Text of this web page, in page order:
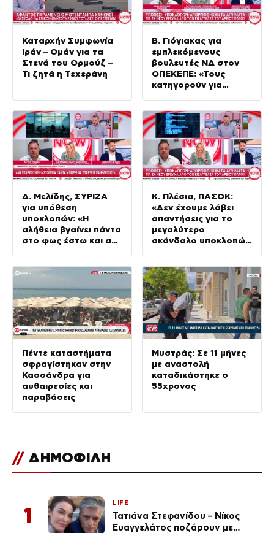
Καταρχήν Συμφωνία
Ιράν – Ομάν για τα
Στενά του Ορμούζ –
Τι ζητά η Τεχεράνη
Β. Γιόγιακας για
εμπλεκόμενους
βουλευτές ΝΔ στον
ΟΠΕΚΕΠΕ: «Τους
κατηγορούν για
εξυπηρετήσουν
συμπολίτες»
Δ. Μελίδης, ΣΥΡΙΖΑ
για υπόθεση
υποκλοπών: «Η
αλήθεια βγαίνει πάντα
στο φως έστω και αν
Κ. Πλέσια, ΠΑΣΟΚ:
«Δεν έχουμε λάβει
απαντήσεις για το
μεγαλύτερο
σκάνδαλο υποκλοπών
Πέντε καταστήματα
σφραγίστηκαν στην
Κασσάνδρα για
αυθαιρεσίες και
παραβάσεις
Μυστράς: Σε 11 μήνες
με αναστολή
καταδικάστηκε ο
55χρονος
// ΔΗΜΟΦΙΛΗ
1
LIFE
Τατιάνα Στεφανίδου – Νίκος
Ευαγγελάτος ποζάρουν με